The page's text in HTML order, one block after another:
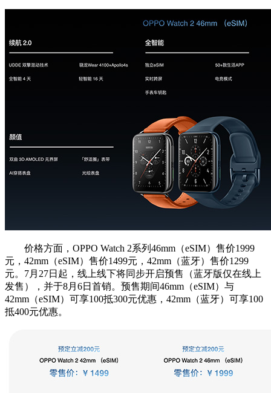
价格方面，OPPO Watch 2系列46mm（eSIM）售价1999
元，42mm（eSIM）售价1499元，42mm（蓝牙）售价1299
元。7月27日起，线上线下将同步开启预售（蓝牙版仅在线上
发售），并于8月6日首销。预售期间46mm（eSIM）与
42mm（eSIM）可享100抵300元优惠，42mm（蓝牙）可享100
抵400元优惠。